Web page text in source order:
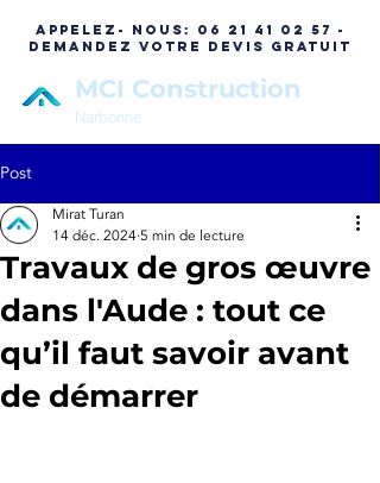
APPELEZ- NOUS:
06 21 41 02 57 -
DEMANDEZ VOTRE DEVIS GRATUIT
MCI Construction
Narbonne
Post
Travaux de gros œuvre
dans l'Aude : tout ce
qu’il faut savoir avant
de démarrer
Mirat Turan
14 déc. 20245 min de lecture